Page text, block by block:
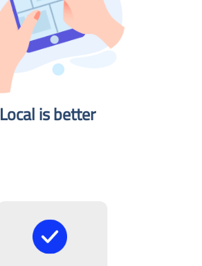
Local is better​